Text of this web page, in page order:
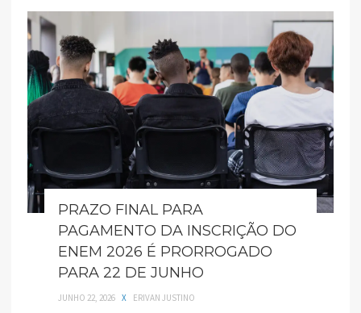
PRAZO FINAL PARA
PAGAMENTO DA INSCRIÇÃO DO
ENEM 2026 É PRORROGADO
PARA 22 DE JUNHO
JUNHO 22, 2026 X ERIVAN JUSTINO